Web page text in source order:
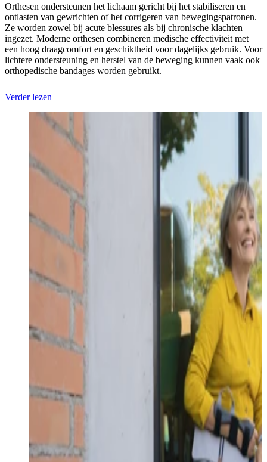
Orthesen ondersteunen het lichaam gericht bij het stabiliseren en
ontlasten van gewrichten of het corrigeren van bewegingspatronen.
Ze worden zowel bij acute blessures als bij chronische klachten
ingezet. Moderne orthesen combineren medische effectiviteit met
een hoog draagcomfort en geschiktheid voor dagelijks gebruik. Voor
lichtere ondersteuning en herstel van de beweging kunnen vaak ook
orthopedische bandages worden gebruikt.
Verder lezen